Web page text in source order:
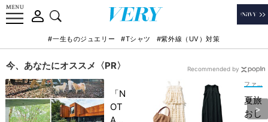
#一生ものジュエリー #Tシャツ #紫外線（UV）対策
今、あなたにオススメ〈PR〉
「N
OT
夏旅
おし
Recommended by